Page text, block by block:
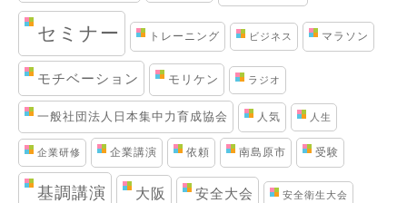
セミナー トレーニング ビジネス マラソン
モチベーション モリケン ラジオ
一般社団法人日本集中力育成協会 人気 人生
企業研修 企業講演 依頼 南島原市 受験
基調講演 大阪 安全大会 安全衛生大会